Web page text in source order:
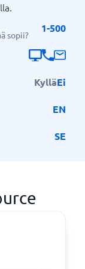
sopii?
1-500
KylläEi
EN
SE